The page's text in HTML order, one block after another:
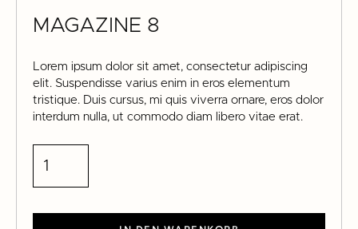
MAGAZINE 8
Lorem ipsum dolor sit amet, consectetur adipiscing
elit. Suspendisse varius enim in eros elementum
tristique. Duis cursus, mi quis viverra ornare, eros dolor
interdum nulla, ut commodo diam libero vitae erat.